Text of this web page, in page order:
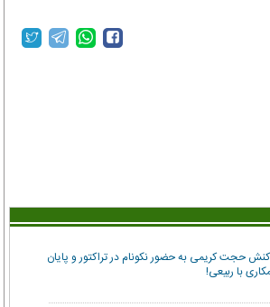
حجت کریمی به حضور نکونام در تراکتور و پایان
با ربیعی!